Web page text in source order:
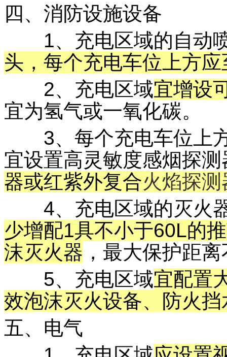
四、消防设施设备
1、充电区域的自动
头，每个充电车位上方
2、充电区域宜增设
宜为氢气或一氧化碳。
3、每个充电车位上
宜设置高灵敏度感烟探测
器或红紫外复合火焰探测
4、充电区域的灭火器
少增配1具不小于60L的
沫灭火器 ，最大保护距
5、充电区域宜配置
效泡沫灭火设备、防火
五、电气